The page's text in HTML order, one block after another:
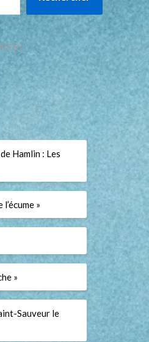
:
Hamlin : Les
»
»
Sauveur le